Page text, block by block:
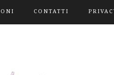
CONTATTI